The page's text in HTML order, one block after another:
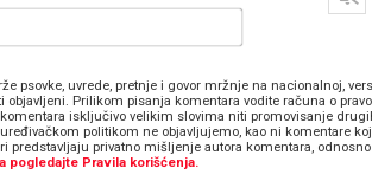
E-
psovke, uvrede, pretnje i govor mržnje na nacionalnoj,
objavljeni. Prilikom pisanja komentara vodite računa o
isključivo velikim slovima niti promovisanje
politikom ne objavljujemo, kao ni komentare
predstavljaju privatno mišljenje autora komentara,
pogledajte Pravila korišćenja.